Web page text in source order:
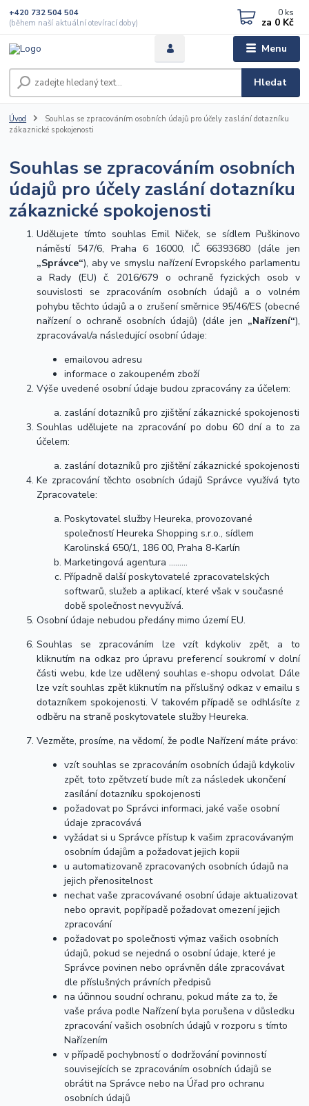
Menu
Hledat
+420 732 504 504
(během naší aktuální otevírací doby)
0 ks
za 0 Kč
Úvod
Souhlas se zpracováním osobních údajů pro účely zaslání dotazníku
zákaznické spokojenosti
Souhlas se zpracováním osobních
údajů pro účely zaslání dotazníku
zákaznické spokojenosti
Udělujete tímto souhlas Emil Niček, se sídlem Puškinovo
náměstí 547/6, Praha 6 16000, IČ 66393680 (dále jen
„Správce“), aby ve smyslu nařízení Evropského parlamentu
a Rady (EU) č. 2016/679 o ochraně fyzických osob v
souvislosti se zpracováním osobních údajů a o volném
pohybu těchto údajů a o zrušení směrnice 95/46/ES (obecné
nařízení o ochraně osobních údajů) (dále jen „Nařízení“),
zpracovával/a následující osobní údaje:
emailovou adresu
informace o zakoupeném zboží
Výše uvedené osobní údaje budou zpracovány za účelem:
zaslání dotazníků pro zjištění zákaznické spokojenosti
Souhlas udělujete na zpracování po dobu 60 dní a to za
účelem:
zaslání dotazníků pro zjištění zákaznické spokojenosti
Ke zpracování těchto osobních údajů Správce využívá tyto
Zpracovatele:
Poskytovatel služby Heureka, provozované
společností Heureka Shopping s.r.o., sídlem
Karolinská 650/1, 186 00, Praha 8-Karlín
Marketingová agentura ………
Případně další poskytovatelé zpracovatelských
softwarů, služeb a aplikací, které však v současné
době společnost nevyužívá.
Osobní údaje nebudou předány mimo území EU.
Souhlas se zpracováním lze vzít kdykoliv zpět, a to
kliknutím na odkaz pro úpravu preferencí soukromí v dolní
části webu, kde lze udělený souhlas e-shopu odvolat. Dále
lze vzít souhlas zpět kliknutím na příslušný odkaz v emailu s
dotazníkem spokojenosti. V takovém případě se odhlásíte z
odběru na straně poskytovatele služby Heureka.
Vezměte, prosíme, na vědomí, že podle Nařízení máte právo:
vzít souhlas se zpracováním osobních údajů kdykoliv
zpět, toto zpětvzetí bude mít za následek ukončení
zasílání dotazníku spokojenosti
požadovat po Správci informaci, jaké vaše osobní
údaje zpracovává
vyžádat si u Správce přístup k vašim zpracovávaným
osobním údajům a požadovat jejich kopii
u automatizovaně zpracovaných osobních údajů na
jejich přenositelnost
nechat vaše zpracovávané osobní údaje aktualizovat
nebo opravit, popřípadě požadovat omezení jejich
zpracování
požadovat po společnosti výmaz vašich osobních
údajů, pokud se nejedná o osobní údaje, které je
Správce povinen nebo oprávněn dále zpracovávat
dle příslušných právních předpisů
na účinnou soudní ochranu, pokud máte za to, že
vaše práva podle Nařízení byla porušena v důsledku
zpracování vašich osobních údajů v rozporu s tímto
Nařízením
v případě pochybností o dodržování povinností
souvisejících se zpracováním osobních údajů se
obrátit na Správce nebo na Úřad pro ochranu
osobních údajů